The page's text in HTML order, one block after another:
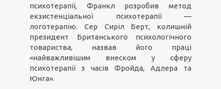
психотерапії, Франкл розробив метод
екзистенціальної психотерапії —
логотерапію. Сер Сиріл Берт, колишній
президент Британського психологічного
товариства, назвав його праці
«найважливішим внеском у сферу
психотерапії з часів Фройда, Адлера та
Юнга».